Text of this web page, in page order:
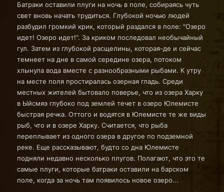
Батраки оставили плуги на ночь в поле, собираясь чуть
свет вновь начать трудиться. Глубокой ночью людей
разбудил громкий крик, который раздался в поле: "Озеро
идет! Озеро идет!". За криком последовал необычайный
гул. Затем из глубокой расщелины, которая-де и сейчас
темнеет на дне в самой середине озера, потоком
хлынула вода вместе с разнообразными рыбами. К утру
на месте поля простиралась озерная гладь. Среди
местных жителей бытовало поверье, что из озера Харку
в Ыйсмяэ глубоко под землей течет в озеро Юлемисте
быстрая речка. Оттого и водятся в Юлемисте те же виды
рыб, что и в озере Харку. Считается, что рыба
переплывает из одного озера в другое по подземной
реке. Еще рассказывают, будто со дна Юлемисте
подняли недавно несколько плугов. Полагают, что это те
самые плуги, которые батраки оставили на барском
поле, когда за ночь там появилось новое озеро...